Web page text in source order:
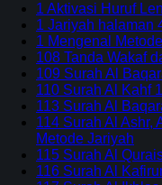
1 Aktivasi Huruf
1 Jariyah halaman
1 Mengenal
108 Tanda Wakaf
109 Surah Al
110 Surah Al Kahf
113 Surah Al
114 Surah Al Ashr,
Metode Jariyah
115 Surah Al
116 Surah Al